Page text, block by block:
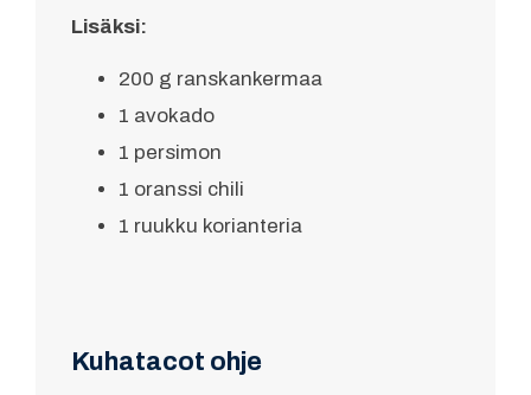
Lisäksi:
200 g ranskankermaa
1 avokado
1 persimon
1 oranssi chili
1 ruukku korianteria
Kuhatacot ohje